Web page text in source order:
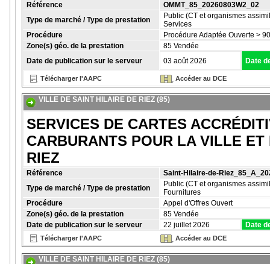
Référence
OMMT_85_20260803W2_02
Type de marché / Type de prestation
Public (CT et organismes
Services
Procédure
Procédure Adaptée Ouverte >
Zone(s) géo. de la prestation
85 Vendée
Date de publication sur le serveur
03 août 2026 Date
Télécharger l'AAPC Accéder au DCE
VILLE DE SAINT HILAIRE DE RIEZ (85)
SERVICES DE CARTES
CARBURANTS POUR LA VILLE
RIEZ
Référence
Saint-Hilaire-de-
Type de marché / Type de prestation
Public (CT et organismes
Fournitures
Procédure
Appel d'Offres Ouvert
Zone(s) géo. de la prestation
85 Vendée
Date de publication sur le serveur
22 juillet 2026 Date
Télécharger l'AAPC Accéder au DCE
VILLE DE SAINT HILAIRE DE RIEZ (85)